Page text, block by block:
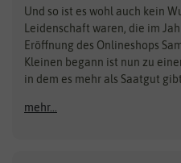
Zimmer & Kübelpflanzen
Kataloge
Schnäppchen
Anzucht & Gartenzubehör
Anzuchtschalen
BIOWOL
Blumicorn
Bûten Birds
Und so ist es wohl auch kein
Leidenschaft waren, die im
Eröffnung des Onlineshops
Kleinen begann ist nun zu
in dem es mehr als Saatgut gibt.
mehr...